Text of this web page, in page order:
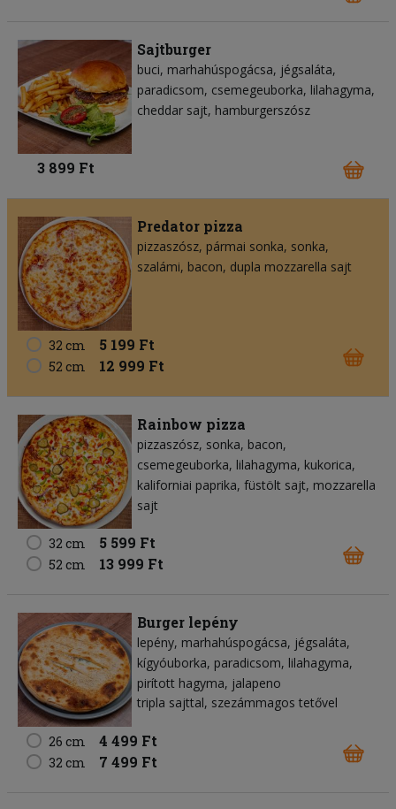
Sajtburger
buci marhahúspogácsa jégsaláta
paradicsom csemegeuborka lilahagyma
cheddar sajt hamburgerszósz
3 899 Ft
Predator pizza
pizzaszósz pármai sonka sonka
szalámi bacon dupla mozzarella sajt
32 cm 5 199 Ft
52 cm 12 999 Ft
Rainbow pizza
pizzaszósz sonka bacon
csemegeuborka lilahagyma kukorica
kaliforniai paprika füstölt sajt mozzarella
sajt
32 cm 5 599 Ft
52 cm 13 999 Ft
Burger lepény
lepény marhahúspogácsa jégsaláta
kígyóuborka paradicsom lilahagyma
pirított hagyma jalapeno
tripla sajttal, szezámmagos tetővel
26 cm 4 499 Ft
32 cm 7 499 Ft